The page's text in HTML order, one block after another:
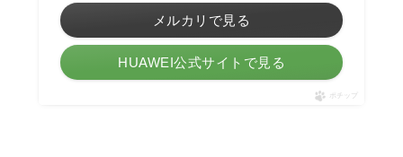
メルカリで見る
HUAWEI公式サイトで見る
ポチップ